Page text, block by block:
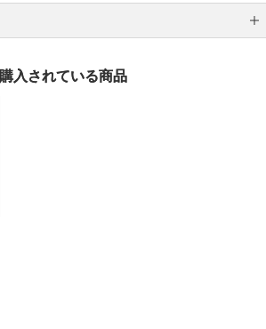
購入されている商品